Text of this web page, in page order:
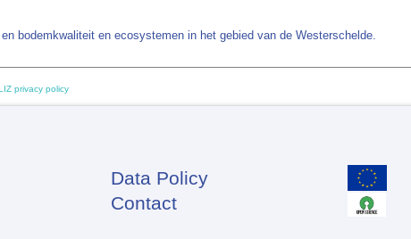
bodemkwaliteit en ecosystemen in het gebied van de Westerschelde.
privacy policy
Footer
Data Policy
Contact